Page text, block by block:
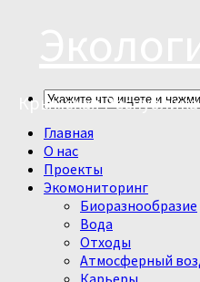
Главная
О нас
Проекты
Экомониторинг
Биоразнообразие
Вода
Отходы
Атмосферный
Карьеры
Крымская